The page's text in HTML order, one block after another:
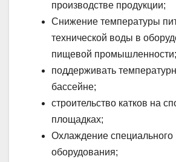
производстве продукции;
Снижение температуры
технической воды в
пищевой промышленности;
поддерживать
бассейне;
строительство катков на
площадках;
Охлаждение специального
оборудования;